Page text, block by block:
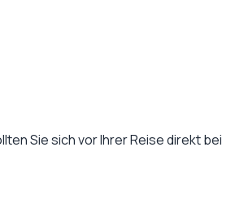
Sie sich vor Ihrer Reise direkt bei